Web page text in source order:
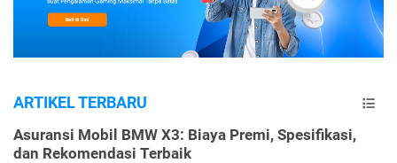
ARTIKEL TERBARU
Asuransi Mobil BMW X3: Biaya Premi, Spesifikasi,
dan Rekomendasi Terbaik